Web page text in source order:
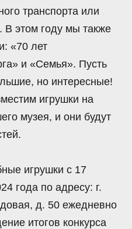
транспорта или
этом году мы также
«70 лет
и «Семья». Пусть
но интересные!
игрушки на
музея, и они будут
игрушки с 17
года по адресу: г.
д. 50 ежедневно
итогов конкурса